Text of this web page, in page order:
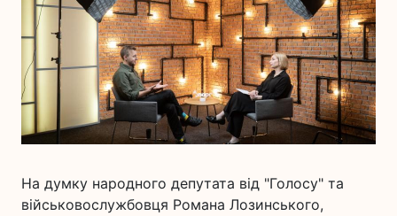
На думку народного депутата від "Голосу" та
військовослужбовця Романа Лозинського,